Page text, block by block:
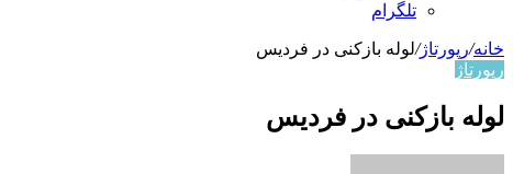
تلگرام
خانه/رپورتاژ/لوله بازکنی در فردیس
رپورتاژ
لوله بازکنی در فردیس